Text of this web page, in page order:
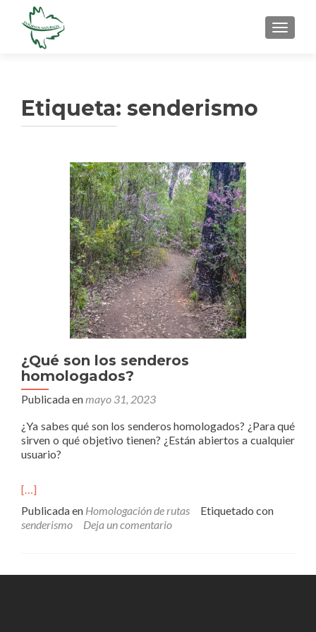
Etiqueta: senderismo
¿Qué son los senderos
homologados?
Publicada enmayo 31, 2023
¿Ya sabes qué son los senderos homologados? ¿Para qué
sirven o qué objetivo tienen? ¿Están abiertos a cualquier
usuario?
[…]
Publicada en Homologación de rutas
Etiquetado con
senderismo
Deja un comentario